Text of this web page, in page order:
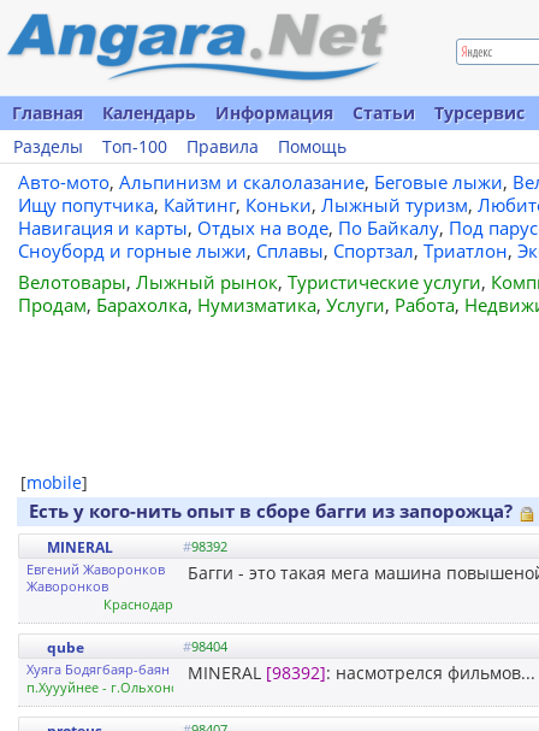
Главная Календарь Информация Статьи
Турсервис
Разделы
Топ-100 Правила Помощь
Авто-мото, Альпинизм и скалолазание, Беговые лыжи,
Ищу попутчика, Кайтинг, Коньки, Лыжный туризм,
Навигация и карты, Отдых на воде, По Байкалу, Под
Сноуборд и горные лыжи, Сплавы, Спортзал, Триатлон,
Велотовары, Лыжный рынок, Туристические услуги,
Продам, Барахолка, Нумизматика, Услуги, Работа,
[mobile]
Есть у кого-нить опыт в сборе багги из запорожца?
MINERAL #98392
Евгений Жаворонков
Жаворонков
Краснодар
Багги - это такая мега машина
qube #98404
Xуяга Бодягбаяр-баян
п.Хуууйнее - г.Ольхонск - г.Урбаан-Батоонск
MINERAL [98392]: насмотрелся фильмов...